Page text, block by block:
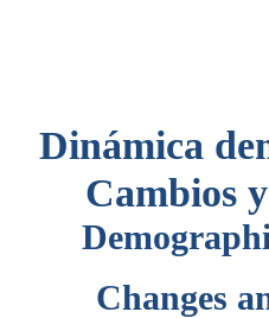
Dinámica
Cambios
Changes